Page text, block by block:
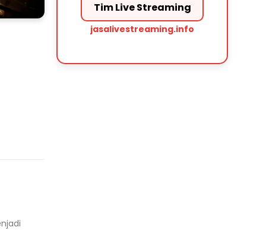
Tim Live Streaming
jasalivestreaming.info